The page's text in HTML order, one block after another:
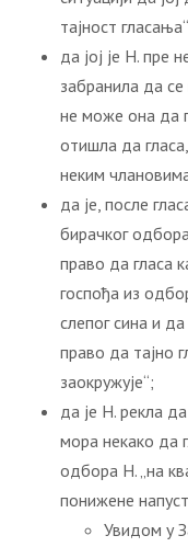
тајност
да јој је Н. пре
забранила да
не може она да
отишла да
неким
да је, после
бирачког
право да гласа
госпођа из
слепог сина и
право да тајно
заокружује“;
да је Н. рекла
мора некако да
одбора Н. „на
понижене
Увидом у